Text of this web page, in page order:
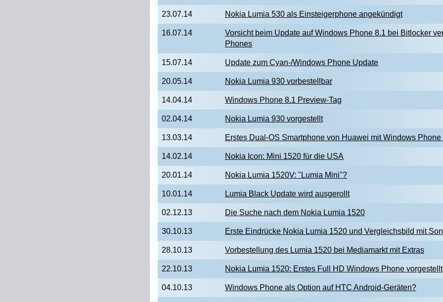
23.07.14 Nokia Lumia 530 als Einsteigerphone angekündigt
16.07.14
Vorsicht beim Update auf Windows Phone 8.1 bei Bitlocker
Phones
15.07.14 Update zum Cyan-/Windows Phone Update
20.05.14 Nokia Lumia 930 vorbestellbar
14.04.14 Windows Phone 8.1 Preview-Tag
02.04.14 Nokia Lumia 930 vorgestellt
13.03.14 Erstes Dual-OS Smartphone von Huawei mit Windows Phone
14.02.14 Nokia Icon: Mini 1520 für die USA
20.01.14 Nokia Lumia 1520V: "Lumia Mini"?
10.01.14 Lumia Black Update wird ausgerollt
02.12.13 Die Suche nach dem Nokia Lumia 1520
30.10.13 Erste Eindrücke Nokia Lumia 1520 und Vergleichsbild mit
28.10.13 Vorbestellung des Lumia 1520 bei Mediamarkt mit Extras
22.10.13 Nokia Lumia 1520: Erstes Full HD Windows Phone vorgestellt
04.10.13 Windows Phone als Option auf HTC Android-Geräten?